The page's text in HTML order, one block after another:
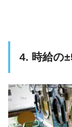
4. 時給の